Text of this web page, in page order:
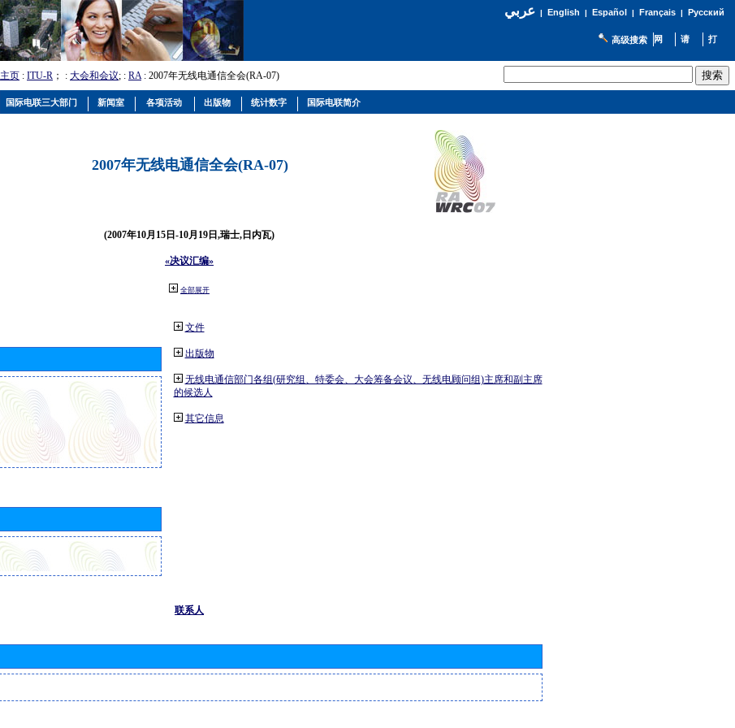
عربي| English | Español | Français| Русский
高级搜索
主页 : ITU-R ； : 大会和会议; : RA: 2007年无线电通信全会(RA-07)
2007年无线电通信全会(RA-07)
(2007年10月15日-10月19日,瑞士,日内瓦)
«决议汇编»
全部展开
文件
出版物
无线电通信部门各组(研究组、特委会、大会筹备会议、无线电顾问组)主席和副主席
的候选人
其它信息
联系人
国际电联三大部门 新闻室 各项活动 出版物 统计数字 国际电联简介